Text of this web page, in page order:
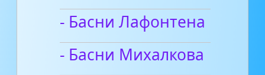
- Басни Лафонтена
- Басни Михалкова